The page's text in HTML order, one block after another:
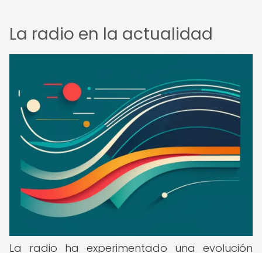
La radio en la actualidad
La radio ha experimentado una evolución